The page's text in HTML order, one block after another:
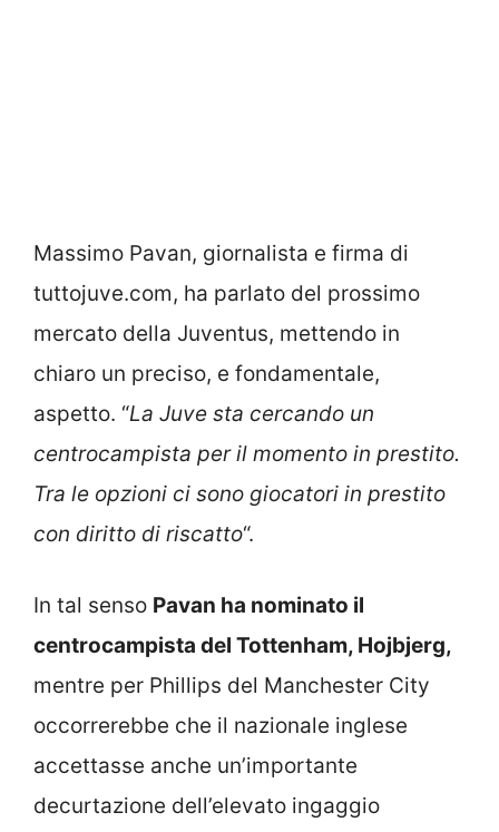
Massimo Pavan, giornalista e firma di
tuttojuve.com, ha parlato del prossimo
mercato della Juventus, mettendo in
chiaro un preciso, e fondamentale,
aspetto. “La Juve sta cercando un
centrocampista per il momento in prestito.
Tra le opzioni ci sono giocatori in prestito
con diritto di riscatto“.
In tal senso Pavan ha nominato il
centrocampista del Tottenham, Hojbjerg,
mentre per Phillips del Manchester City
occorrerebbe che il nazionale inglese
accettasse anche un’importante
decurtazione dell’elevato ingaggio